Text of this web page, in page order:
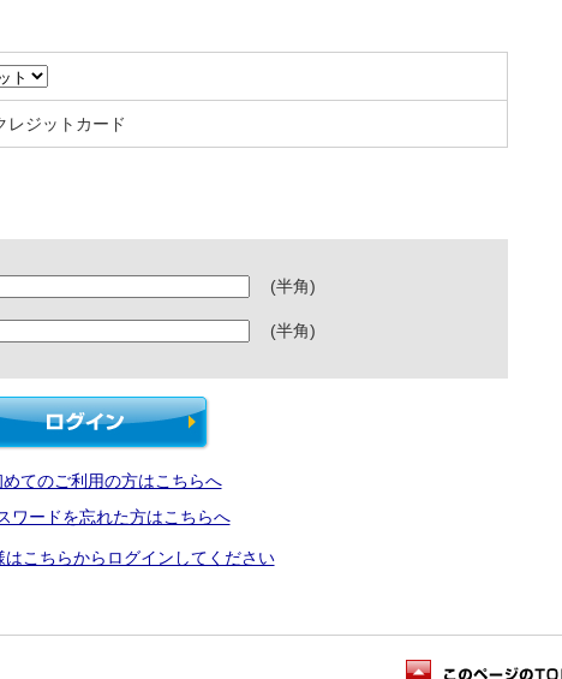
レジットカード
(半角)
(半角)
めてのご利用の方はこちらへ
ワードを忘れた方はこちらへ
はこちらからログインしてください